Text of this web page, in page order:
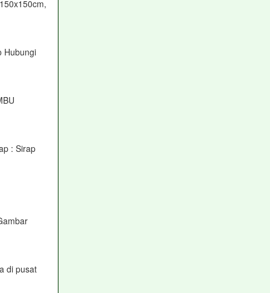
Hubungi
: Sirap
di pusat